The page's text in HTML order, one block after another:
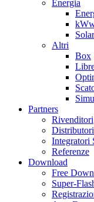
Energia
Altri
Box
Partners
Rivenditori
Integratori
Referenze
Download
Free
Super-